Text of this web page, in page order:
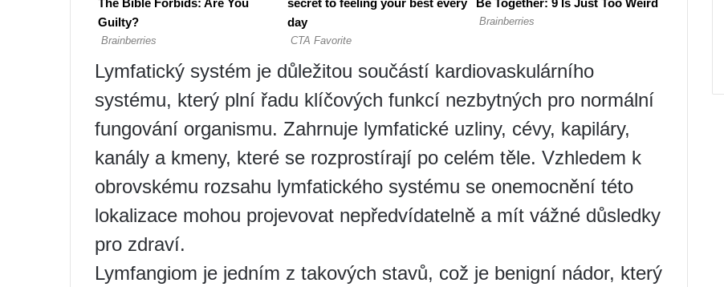
Lymfatický systém je důležitou součástí kardiovaskulárního
systému, který plní řadu klíčových funkcí nezbytných pro normální
fungování organismu. Zahrnuje lymfatické uzliny, cévy, kapiláry,
kanály a kmeny, které se rozprostírají po celém těle. Vzhledem k
obrovskému rozsahu lymfatického systému se onemocnění této
lokalizace mohou projevovat nepředvídatelně a mít vážné důsledky
pro zdraví.
Lymfangiom je jedním z takových stavů, což je benigní nádor, který